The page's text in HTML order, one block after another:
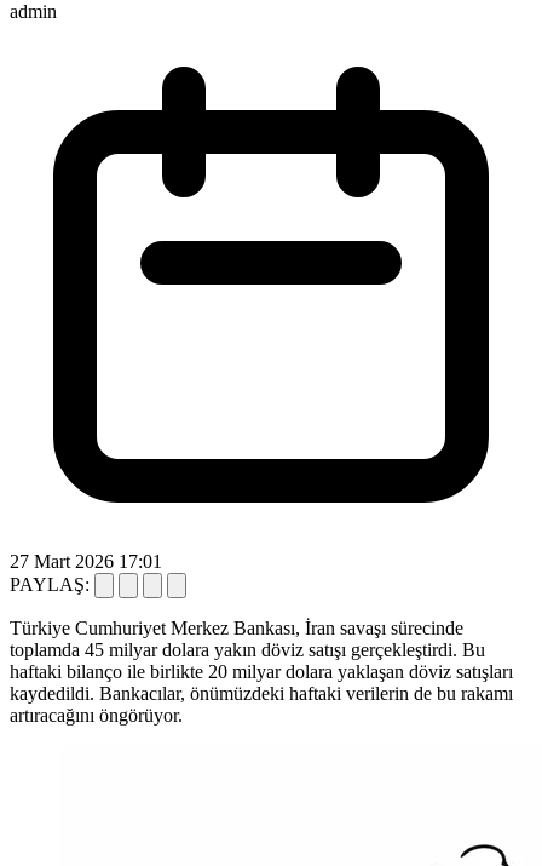
admin
27 Mart 2026 17:01
PAYLAŞ:
Türkiye Cumhuriyet Merkez Bankası, İran savaşı sürecinde
toplamda 45 milyar dolara yakın döviz satışı gerçekleştirdi. Bu
haftaki bilanço ile birlikte 20 milyar dolara yaklaşan döviz satışları
kaydedildi. Bankacılar, önümüzdeki haftaki verilerin de bu rakamı
artıracağını öngörüyor.